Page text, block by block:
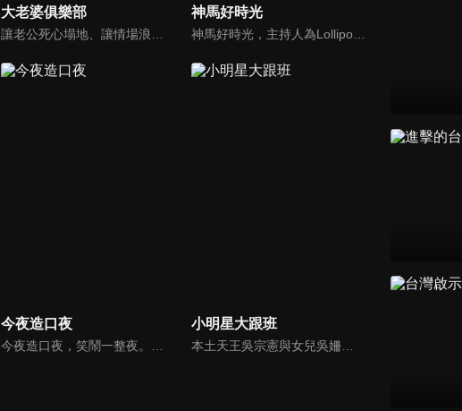
大老婆俱樂部 神馬好時光
今夜造口夜
今夜造口夜，笑鬧一整夜。以網路自製嘲諷節目走紅、在網路擁有廣大支持群眾和影響力的主播「視網膜」，藉此一揉合綜藝與喜劇之談話性節目，帶觀眾以輕鬆之方式，瞭解時下最熱門、最能引起共鳴的社會議題、現象和人物。 多元的切入角度、最輕鬆易懂的議題剖析、言論尺度不設限！
小明星大跟班
本土天王吳宗憲與女兒吳姍儒（Sandy）搭檔主持，每集邀請來賓暢談演藝圈大小事，父女檔聯手笑果十足，老梗搭上新世代，最新組合強勢登場！